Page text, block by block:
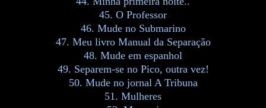
45. O Professor
46. Mude no Submarino
47. Meu livro Manual da Separação
48. Mude em espanhol
49. Separem-se no Pico, outra vez!
50. Mude no jornal A Tribuna
51. Mulheres